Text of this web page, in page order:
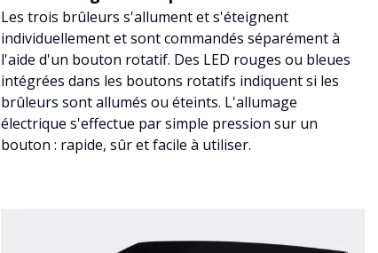
Les trois brûleurs s'allument et s'éteignent
individuellement et sont commandés séparément à
l'aide d'un bouton rotatif. Des LED rouges ou bleues
intégrées dans les boutons rotatifs indiquent si les
brûleurs sont allumés ou éteints. L'allumage
électrique s'effectue par simple pression sur un
bouton : rapide, sûr et facile à utiliser.